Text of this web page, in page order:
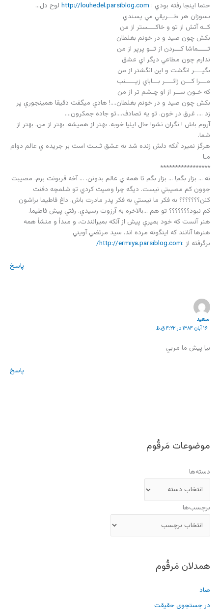
حتما اينجا رفته بودي : http://louhedel.parsiblog.com لوح دل…
بسوزان هر طـــريقي مي پسندي
كــه آتش از تو و خاكــــستر از من
بكش چون صيد و در خونم بغلطان
تـــــماشا كـــردن از تــو پرپر از من
ندارم چون مطاعي ديگر اي عشق
بگيــــر انگشت و اين انگشتر از من
مـــرا كـــن زائــــر بـــاباي زيـــــنب
كه خـون ســر از او چـشم تر از من
بكش چون صيد و در خونم بغلطان….! هادي ميگفت دقيقا همينجوري پر
زد …. غرق در خون. تو يه تصادف….تو جاده جمکرون….
آروم باش ! نگران نشو! حال ايليا خوبه. بهتر از هميشه. بهتر از من. بهتر از
شما.
هرگز نميرد آنكه دلش زنده شد به عشق ثـبـت است بر جريده ي عالم دوام
مـا
*****************
نه … بزار بگم! … بزار بگم تا همه ي عالم بدونن. … آخه قربونت برم. مصيبت
جوون كم مصيبتي نيست. ديگه چرا وصيت كردي تو شلمچه دفنت
كنن؟؟؟؟؟؟؟ به فكر ما نيستي به فكر پدر مادرت باش. داغ فاطيما براشون
كم نبود؟؟؟؟؟؟؟ تو هم …بالاخره به آرزوت رسيدي. رفتي پيش فاطيما.
هنر آنست كه خود بميري پيش از آنكه بميرانندت، و مبدأ و منشأ همه
هنرها آنانند كه اينگونه مرده اند. سيد مرتضي آويني
برگرفته از :http://ermiya.parsiblog.com/
پاسخ
سعید
۱۶ آبان ۱۳۸۴ در ۴:۲۲ ق.ظ
بيا پيش ما مربي
پاسخ
موضوعات مَرقُوم
دسته‌ها
برچسب‌ها
همدلان مَرقُوم
صاد
در جستجوی حقیقت